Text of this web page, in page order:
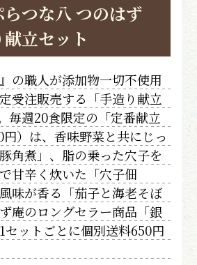
つな八 つのはず
立セット
の職人が添加物一切不使用
受注販売する「手造り献立
毎週20食限定の「定番献立
円）は、香味野菜と共にじっ
角煮」、脂の乗った穴子を
甘辛く炊いた「穴子佃
味が香る「茄子と海老そぼ
庵のロングセラー商品「銀
セットごとに個別送料650円